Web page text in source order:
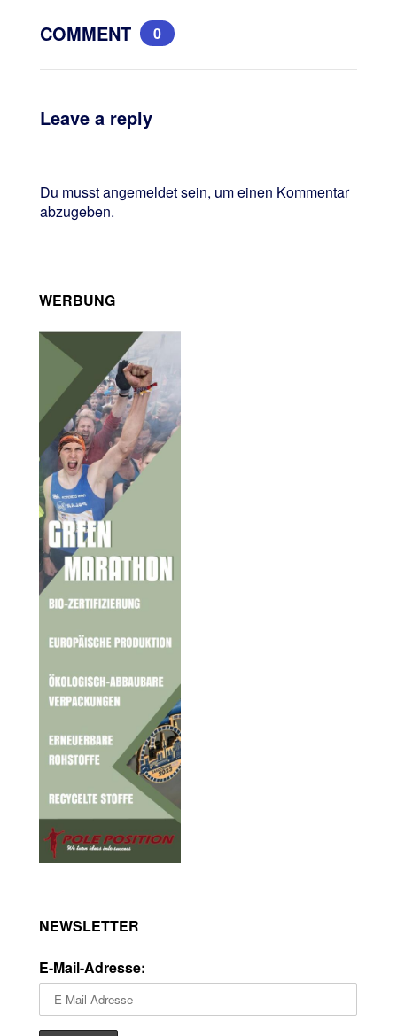
COMMENT 0
Leave a reply
Du musstangemeldetsein, um einen Kommentar
abzugeben.
WERBUNG
NEWSLETTER
E-Mail-Adresse: